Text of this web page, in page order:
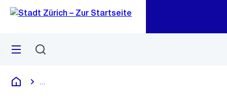
Navigation
Sprunglink
Menü
Deutsch